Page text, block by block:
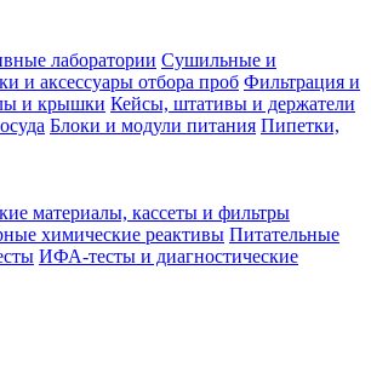
лаборатории Сушильные и
и аксессуары отбора проб Фильтрация и
и крышки Кейсы, штативы и держатели
Блоки и модули питания Пипетки,
материалы, кассеты и фильтры
химические реактивы Питательные
ИФА-тесты и диагностические